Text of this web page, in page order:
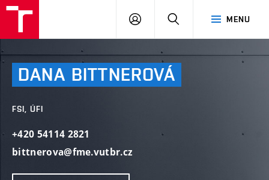
MENU
PŘIHLÁSIT
DANA BITTNEROVÁ
FSI, ÚFI
+420 54114 2821
bittnerova@fme.vutbr.cz